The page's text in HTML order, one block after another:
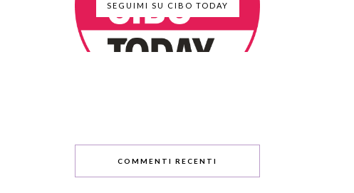
SEGUIMI SU CIBO TODAY
COMMENTI RECENTI